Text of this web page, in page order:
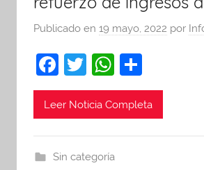
Publicado en 19 mayo, 2022 por
F
a
c
b
T
w
itt
W
h
at
A
o
m
Leer Noticia Completa
Sin categoría